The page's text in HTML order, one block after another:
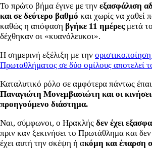
Το πρώτο βήμα έγινε με την εξασφάλιση
και σε δεύτερο βαθμό και χωρίς να χαθεί
καθώς η απόφαση βγήκε 11 ημέρεςμετά
δέχθηκαν οι «κυανόλευκοι».
Η σημερινή εξέλιξη με την
Πρωταθλήματος σε δύο ομίλους αποτελεί
Καταλυτικό ρόλο σε αμφότερα πάντως
Παναγιώτη Μονεμβασιώτη και οι
προηγούμενο διάστημα.
Ναι, σύμφωνοι, ο Ηρακλής δεν έχει
πριν καν ξεκινήσει το Πρωτάθλημα και
έχει αυτή την σκέψη ή ακόμη και έπαρση